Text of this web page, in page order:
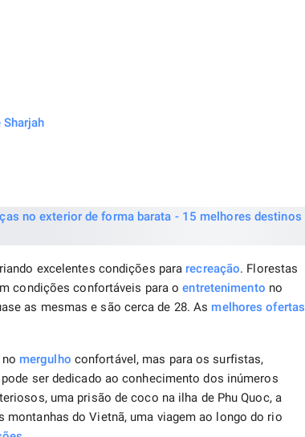
excelentes condições para recreação. Florestas
condições confortáveis ​​para oentretenimento no
as mesmas e são cerca de 28. As melhores ofertas
mergulho confortável, mas para os surfistas,
ser dedicado ao conhecimento dos inúmeros
uma prisão de coco na ilha de Phu Quoc, a
do Vietnã, uma viagem ao longo do rio